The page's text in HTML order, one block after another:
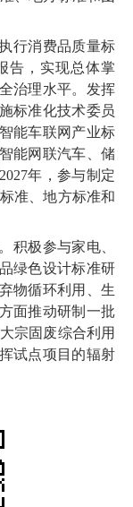
行消费品质量标
告，实现总体掌
治理水平。发挥
标准化技术委员
能车联网产业标
能网联汽车、储
年，参与制定
准、地方标准和
积极参与家电、
绿色设计标准研
物循环利用、生
面推动研制一批
宗固废综合利用
试点项目的辐射